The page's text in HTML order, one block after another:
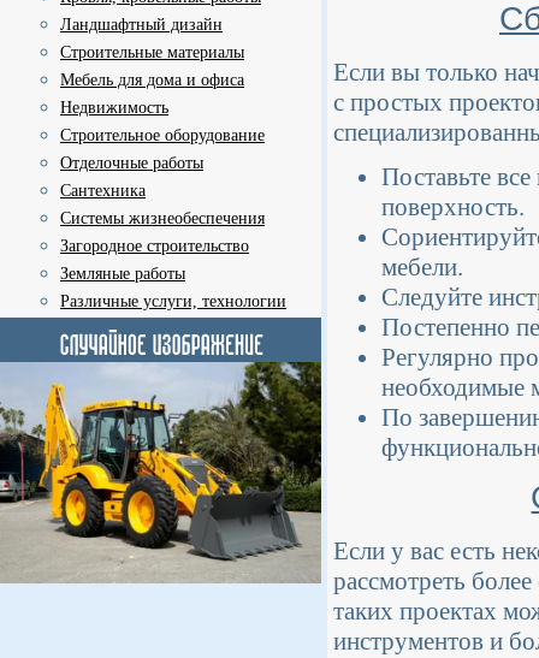
Ландшафтный дизайн
Строительные материалы
Мебель для дома и офиса
Недвижимость
Строительное оборудование
Отделочные работы
Сантехника
Системы жизнеобеспечения
Загородное строительство
Земляные работы
Различные услуги, технологии
Если вы только
с простых
Поставьте
поверхность.
мебели.
Следуйте
Постепенно
Регулярно
необходимые
По
Если у вас есть
рассмотреть
таких проектах
инструментов и